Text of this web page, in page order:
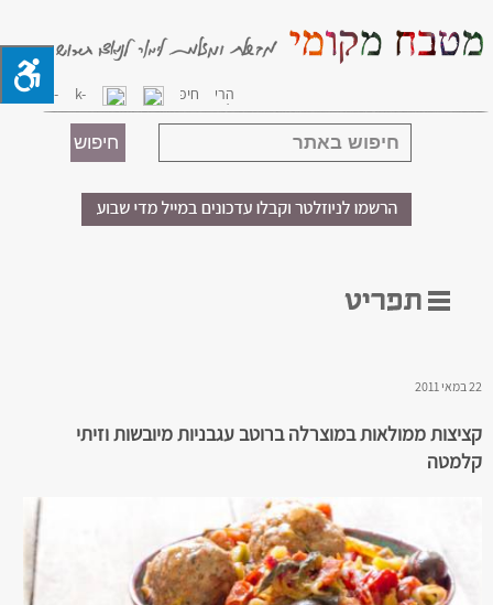
22 במאי 2011
קציצות ממולאות במוצרלה ברוטב עגבניות מיובשות וזיתי
קלמטה